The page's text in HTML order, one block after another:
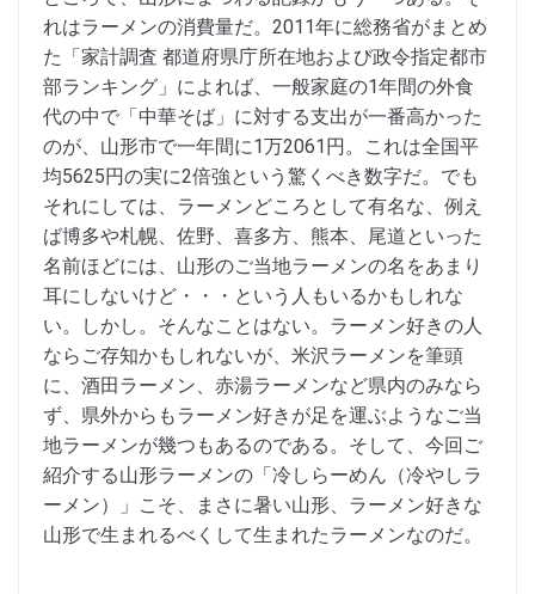
れはラーメンの消費量だ。2011年に総務省がまとめ
た「家計調査 都道府県庁所在地および政令指定都市
部ランキング」によれば、一般家庭の1年間の外食
代の中で「中華そば」に対する支出が一番高かった
のが、山形市で一年間に1万2061円。これは全国平
均5625円の実に2倍強という驚くべき数字だ。でも
それにしては、ラーメンどころとして有名な、例え
ば博多や札幌、佐野、喜多方、熊本、尾道といった
名前ほどには、山形のご当地ラーメンの名をあまり
耳にしないけど・・・という人もいるかもしれな
い。しかし。そんなことはない。ラーメン好きの人
ならご存知かもしれないが、米沢ラーメンを筆頭
に、酒田ラーメン、赤湯ラーメンなど県内のみなら
ず、県外からもラーメン好きが足を運ぶようなご当
地ラーメンが幾つもあるのである。そして、今回ご
紹介する山形ラーメンの「冷しらーめん（冷やしラ
ーメン）」こそ、まさに暑い山形、ラーメン好きな
山形で生まれるべくして生まれたラーメンなのだ。